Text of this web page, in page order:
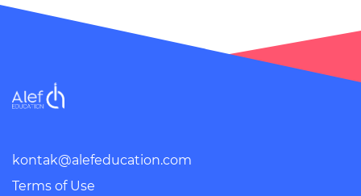
kontak@alefeducation.com
Terms of Use